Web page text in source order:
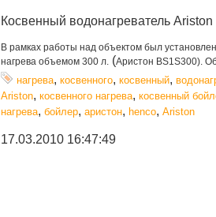
Косвенный водонагреватель
В рамках работы над объектом был
нагрева объемом 300 л. (Аристон BS1S300).
нагрева, косвенного, косвенный,
Ariston, косвенного нагрева, косвенный
нагрева, бойлер, аристон, henco, Ariston
17.03.2010 16:47:49